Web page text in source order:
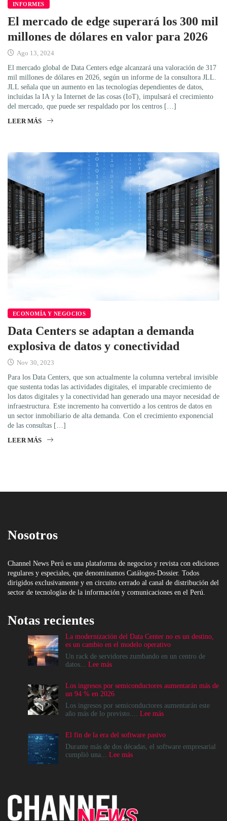
INFORMES
El mercado de edge superará los 300 mil
millones de dólares en valor para 2026
Ago 13, 2024
El mercado global de Data Centers edge alcanzará una valoración de 317
mil millones de dólares en 2026, según un informe de la consultora JLL.
JLL señala que un aumento en las tecnologías dependientes de datos,
incluidas la IA y la Internet de las cosas (IoT), impulsará el crecimiento
del mercado, que puede ser respaldado por los centros […]
LEER MÁS
ECONOMÍA Y NEGOCIOS
Data Centers se adaptan a demanda
explosiva de datos y conectividad
Nov 30, 2023
Para los Data Centers, que son actualmente la columna vertebral invisible
que sustenta todas las actividades digitales, el imparable crecimiento de
los datos digitales y la conectividad han generado una mayor necesidad de
infraestructura. Este incremento ha convertido a los centros de datos en
un sector inmobiliario de alta demanda. Con el crecimiento exponencial
de las consultas […]
LEER MÁS
Nosotros
Channel News Perú es una plataforma de negocios y revista con ediciones
regulares y especiales, que denominamos Catálogos-Dossier. Todos
dirigidos exclusivamente y en circuito cerrado al canal de distribución del
sector de tecnologías de la información y comunicaciones en el Perú.
Notas recientes
La modernización del Data Center no es un destino,
es un cambio en el modelo operativo
Un rack de servidores zumbando en un centro de
datos... Lee más:
del
Data
Center
no
destino,
es
un
operativo
Los ingresos por semiconductores aumentarán más de
un 94 % en 2026
Los ingresos por semiconductores aumentarán este
año más de lo previsto.... Lee más:
por
semiconductores
El fin de la era del software pasivo
Durante más de dos décadas, el software empresarial
cumplió una... Lee más:
software
pasivo